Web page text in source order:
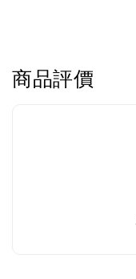
商品評價